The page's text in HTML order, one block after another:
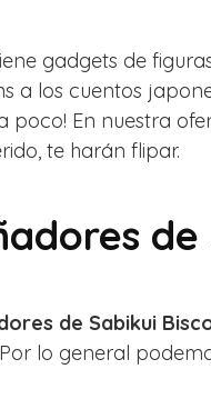
gadgets de
a los cuentos
poco! En nuestra
te harán flipar.
de Sabikui
lo general